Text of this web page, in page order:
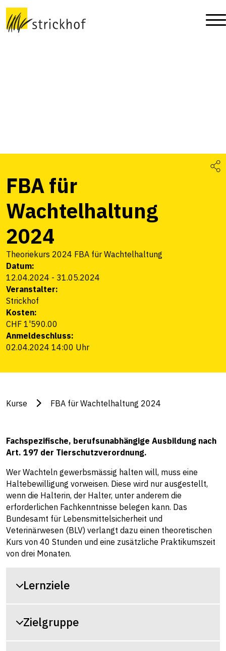
FBA für
Wachtelhaltung
2024
Theoriekurs 2024 FBA für Wachtelhaltung
Datum:
12.04.2024 - 31.05.2024
Veranstalter:
Strickhof
Kosten:
CHF 1'590.00
Anmeldeschluss:
02.04.2024 14:00 Uhr
Kurse FBA für Wachtelhaltung 2024
Fachspezifische, berufsunabhängige Ausbildung nach
Art. 197 der Tierschutzverordnung.
Wer Wachteln gewerbsmässig halten will, muss eine
Haltebewilligung vorweisen. Diese wird nur ausgestellt,
wenn die Halterin, der Halter, unter anderem die
erforderlichen Fachkenntnisse belegen kann. Das
Bundesamt für Lebensmittelsicherheit und
Veterinärwesen (BLV) verlangt dazu einen theoretischen
Kurs von 40 Stunden und eine zusätzliche Praktikumszeit
von drei Monaten.
Lernziele
Zielgruppe